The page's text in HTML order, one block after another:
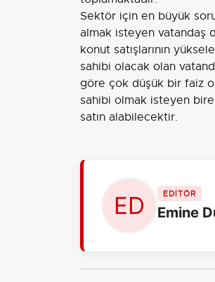
Sektör için en büyük
almak isteyen vatandaş
konut satışlarının
sahibi olacak olan
göre çok düşük bir faiz
sahibi olmak isteyen
satın alabilecektir.
EDİTÖR
Emine